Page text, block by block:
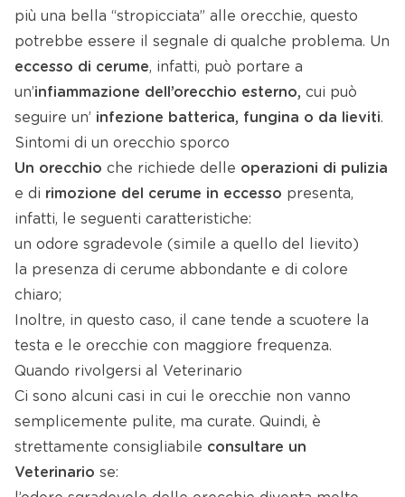
più una bella “stropicciata” alle orecchie, questo
potrebbe essere il segnale di qualche problema. Un
eccesso di cerume, infatti, può portare a
un’infiammazione dell’orecchio esterno, cui può
seguire un’ infezione batterica, fungina o da lieviti.
Sintomi di un orecchio sporco
Un orecchio che richiede delle operazioni di pulizia
e di rimozione del cerume in eccesso presenta,
infatti, le seguenti caratteristiche:
un odore sgradevole (simile a quello del lievito)
la presenza di cerume abbondante e di colore
chiaro;
Inoltre, in questo caso, il cane tende a scuotere la
testa e le orecchie con maggiore frequenza.
Quando rivolgersi al Veterinario
Ci sono alcuni casi in cui le orecchie non vanno
semplicemente pulite, ma curate. Quindi, è
strettamente consigliabile consultare un
Veterinario se: